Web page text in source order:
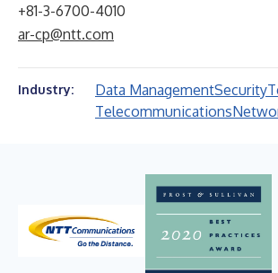
+81-3-6700-4010
ar-cp@ntt.com
Industry: Data ManagementSecurity
Telecommunications